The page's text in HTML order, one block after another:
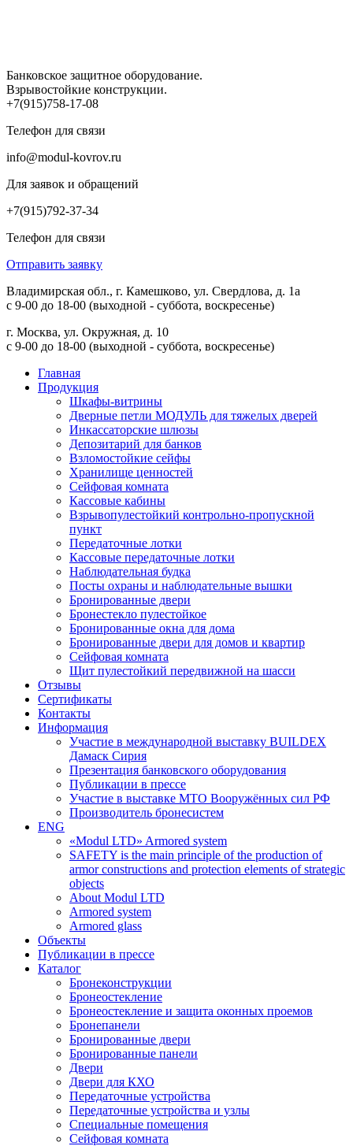
Банковское защитное оборудование.
Взрывостойкие конструкции.
+7(915)758-17-08
Телефон для связи
info@modul-kovrov.ru
Для заявок и обращений
+7(915)792-37-34
Телефон для связи
Отправить заявку
Владимирская обл., г. Камешково, ул. Свердлова, д. 1а
с 9-00 до 18-00 (выходной - суббота, воскресенье)
г. Москва, ул. Окружная, д. 10
с 9-00 до 18-00 (выходной - суббота, воскресенье)
Главная
Продукция
Шкафы-витрины
Дверные петли МОДУЛЬ для тяжелых дверей
Инкассаторские шлюзы
Депозитарий для банков
Взломостойкие сейфы
Хранилище ценностей
Сейфовая комната
Кассовые кабины
Взрывопулестойкий контрольно-пропускной
пункт
Передаточные лотки
Кассовые передаточные лотки
Наблюдательная будка
Посты охраны и наблюдательные вышки
Бронированные двери
Бронестекло пулестойкое
Бронированные окна для дома
Бронированные двери для домов и квартир
Сейфовая комната
Щит пулестойкий передвижной на шасси
Отзывы
Сертификаты
Контакты
Информация
Участие в международной выставку BUILDEX
Дамаск Сирия
Презентация банковского оборудования
Публикации в прессе
Участие в выставке МТО Вооружённых сил РФ
Производитель бронесистем
ENG
«Modul LTD» Armored system
SAFETY is the main principle of the production of
armor constructions and protection elements of strategic
objects
About Modul LTD
Armored system
Armored glass
Объекты
Публикации в прессе
Каталог
Бронеконструкции
Бронеостекление
Бронеостекление и защита оконных проемов
Бронепанели
Бронированные двери
Бронированные панели
Двери
Двери для КХО
Передаточные устройства
Передаточные устройства и узлы
Специальные помещения
Сейфовая комната